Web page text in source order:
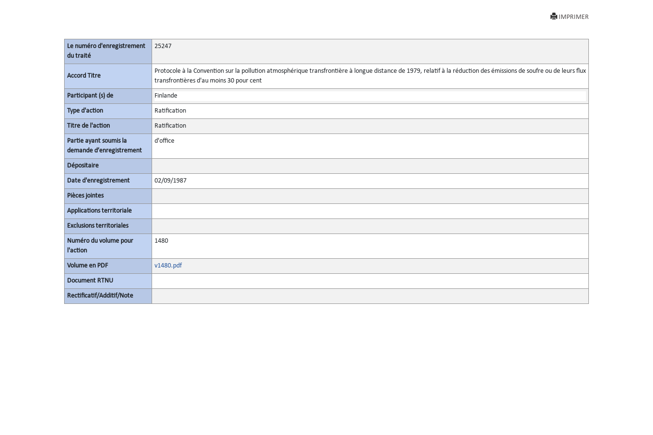
IMPRIMER
Le numéro d'enregistrement
du traité
25247
Accord Titre
Protocole à la Convention sur la pollution atmosphérique transfrontière à longue distance de 1979, relatif à la réduction des émissions de soufre ou de leurs flux
transfrontières d'au moins 30 pour cent
Participant (s) de Finlande
Type d'action Ratification
Titre de l'action Ratification
Partie ayant soumis la
demande d’enregistrement
d'office
Dépositaire
Date d'enregistrement 02/09/1987
Pièces jointes
Applications territoriale
Exclusions territoriales
Numéro du volume pour
l'action
1480
Volume en PDF v1480.pdf
Document RTNU
Rectificatif/Additif/Note